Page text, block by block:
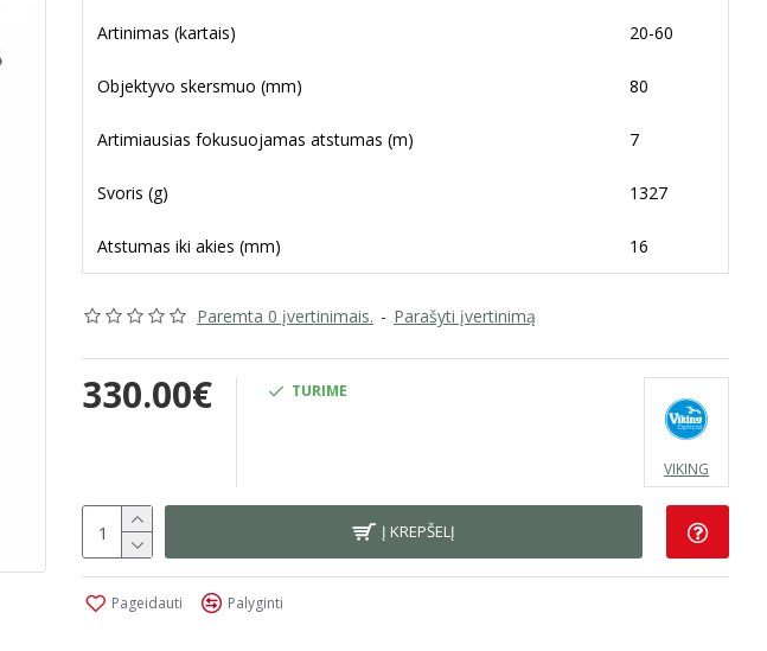
Artinimas (kartais) 20-60
Objektyvo skersmuo (mm) 80
Artimiausias fokusuojamas atstumas (m) 7
Svoris (g) 1327
Atstumas iki akies (mm) 16
Paremta 0 įvertinimais. - Parašyti įvertinimą
330.00€ TURIME
VIKING
Į KREPŠELĮ
Pageidauti Palyginti